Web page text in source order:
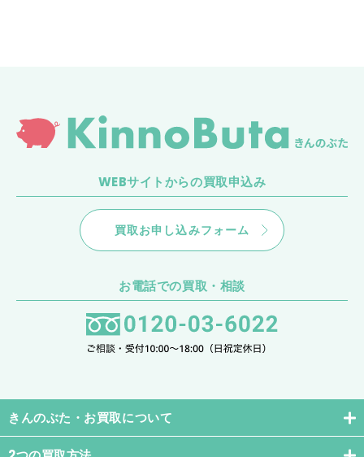
き
ん
の
WEBサイトからの買取申込み
買取お申し込みフォーム
お電話での買取・相談
きんのぶた・お買取について